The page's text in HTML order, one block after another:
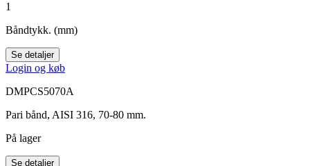
1
Båndtykk. (mm)
Se detaljer
Login og køb
DMPCS5070A
Pari bånd, AISI 316, 70-80 mm.
På lager
Se detaljer